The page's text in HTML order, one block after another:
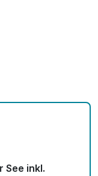
/ Aufenthalt
See inkl.